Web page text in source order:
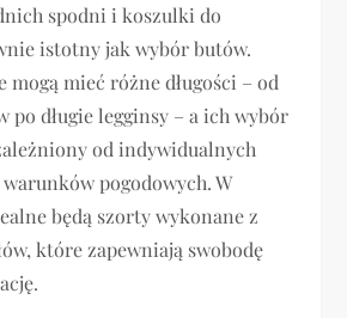
spodni i koszulki do
istotny jak wybór butów.
mogą mieć różne długości – od
długie legginsy – a ich wybór
od indywidualnych
pogodowych. W
będą szorty wykonane z
które zapewniają swobodę